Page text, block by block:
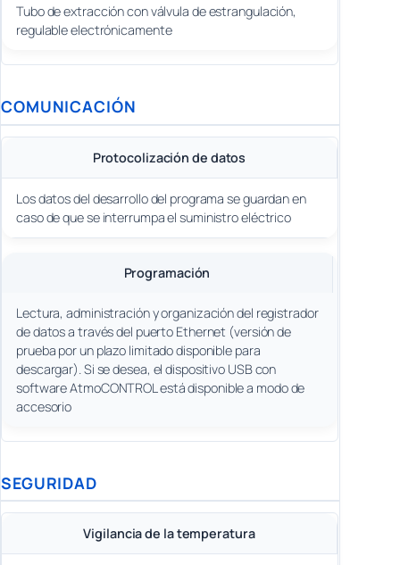
Tubo de extracción con válvula de estrangulación,
regulable electrónicamente
COMUNICACIÓN
Protocolización de datos
Los datos del desarrollo del programa se guardan en
caso de que se interrumpa el suministro eléctrico
Programación
Lectura, administración y organización del registrador
de datos a través del puerto Ethernet (versión de
prueba por un plazo limitado disponible para
descargar). Si se desea, el dispositivo USB con
software AtmoCONTROL está disponible a modo de
accesorio
SEGURIDAD
Vigilancia de la temperatura